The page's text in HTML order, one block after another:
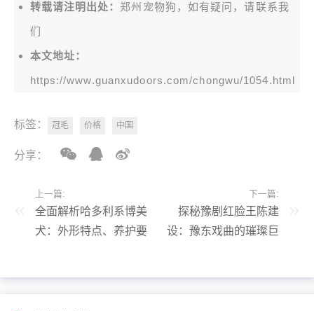
转载请注明出处：郑州宠物狗，如有疑问，请联系我
们
本文地址：
https://www.guanxudoors.com/chongwu/1054.html
标签： 冠毛 价格 中国
分享：
上一篇:
全面解析哈多利系博美
犬：外形特点、养护要
下一篇:
探秘豫剧红脸王陈建
设：豫东戏曲的璀璨巨